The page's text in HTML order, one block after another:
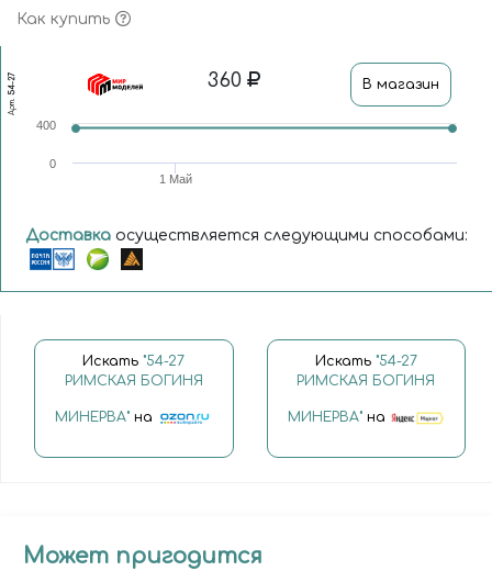
Как купить
Арт.
54-27 360 В магазин
1 Май
0
400
Доставка осуществляется следующими способами:
Искать "54-27
РИМСКАЯ БОГИНЯ
МИНЕРВА" на
Искать "54-27
РИМСКАЯ БОГИНЯ
МИНЕРВА"на
Может пригодится